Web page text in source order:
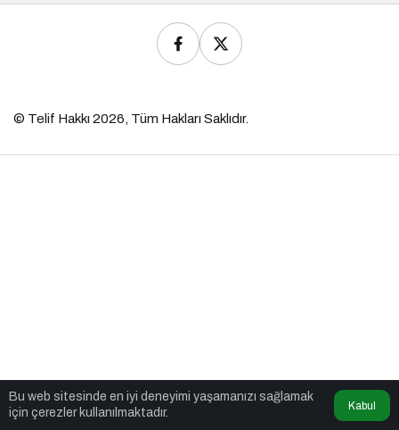
Beklentiler Yaratıyor
Bu web sitesinde en iyi deneyimi yaşamanızı sağlamak
için çerezler kullanılmaktadır.
Kabul
© Telif Hakkı 2026, Tüm Hakları Saklıdır.